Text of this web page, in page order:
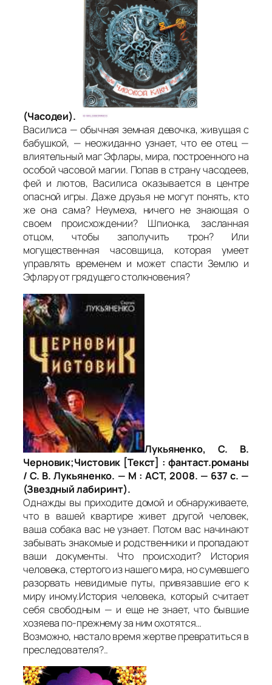
(Часодеи).
Василиса — обычная земная девочка, живущая с
бабушкой, — неожиданно узнает, что ее отец —
влиятельный маг Эфлары, мира, построенного на
особой часовой магии. Попав в страну часодеев,
фей и лютов, Василиса оказывается в центре
опасной игры. Даже друзья не могут понять, кто
же она сама? Неумеха, ничего не знающая о
своем происхождении? Шпионка, засланная
отцом, чтобы заполучить трон? Или
могущественная часовщица, которая умеет
управлять временем и может спасти Землю и
Эфлару от грядущего столкновения?
Лукьяненко, С. В.
Черновик;Чистовик [Текст] : фантаст.романы
/ С. В. Лукьяненко. — М : АСТ, 2008. — 637 с. —
(Звездный лабиринт).
Однажды вы приходите домой и обнаруживаете,
что в вашей квартире живет другой человек,
ваша собака вас не узнает. Потом вас начинают
забывать знакомые и родственники и пропадают
ваши документы. Что происходит? История
человека, стертого из нашего мира, но сумевшего
разорвать невидимые путы, привязавшие его к
миру иному.История человека, который считает
себя свободным — и еще не знает, что бывшие
хозяева по-прежнему за ним охотятся…
Возможно, настало время жертве превратиться в
преследователя?..